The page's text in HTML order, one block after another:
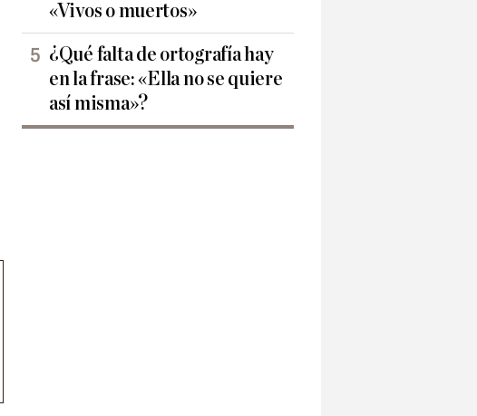
«Vivos o muertos»
¿Qué falta de ortografía hay
en la frase: «Ella no se quiere
así misma»?